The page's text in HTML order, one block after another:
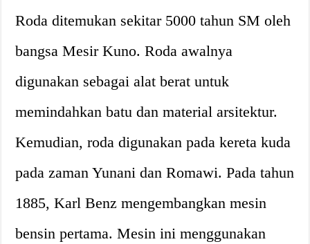
Roda ditemukan sekitar 5000 tahun SM oleh
bangsa Mesir Kuno. Roda awalnya
digunakan sebagai alat berat untuk
memindahkan batu dan material arsitektur.
Kemudian, roda digunakan pada kereta kuda
pada zaman Yunani dan Romawi. Pada tahun
1885, Karl Benz mengembangkan mesin
bensin pertama. Mesin ini menggunakan